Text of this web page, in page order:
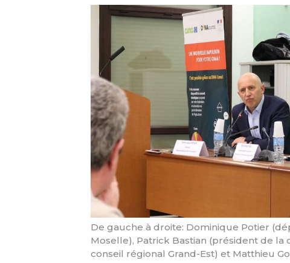
De gauche à droite: Dominique Potier
Moselle), Patrick Bastian (président de
conseil régional Grand-Est) et Matthieu